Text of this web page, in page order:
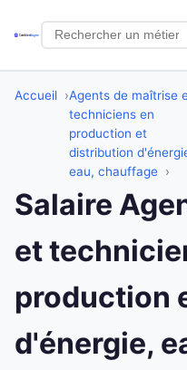
Accueil
Agents de maîtrise
techniciens en
production et
distribution
eau, chauffage
Salaire
et
production
d'énergie,